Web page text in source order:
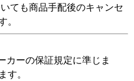
ても商品手配後のキャンセ
。
カーの保証規定に準じま
す。